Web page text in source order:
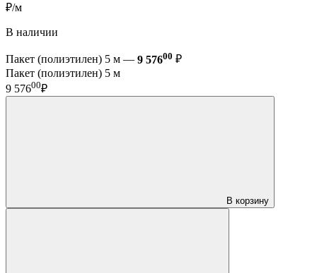
₽/м
В наличии
Пакет (полиэтилен) 5 м — 9 57600 ₽
Пакет (полиэтилен) 5 м
9 57600₽
В корзину